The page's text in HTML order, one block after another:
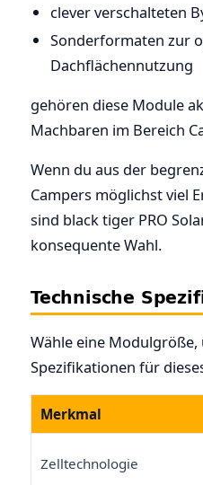
clever verschalteten
Sonderformaten zur
Dachflächennutzung
gehören diese Module
Machbaren im Bereich
Wenn du aus der
Campers möglichst viel
sind black tiger PRO
konsequente Wahl.
Technische
Wähle eine Modulgröße,
Spezifikationen für
Merkmal
Zelltechnologie